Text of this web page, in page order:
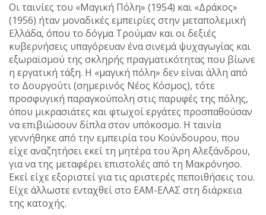
Οι ταινίες του «Μαγική Πόλη» (1954) και «Δράκος»
(1956) ήταν μοναδικές εμπειρίες στην μεταπολεμική
Ελλάδα, όπου το δόγμα Τρούμαν και οι δεξιές
κυβερνήσεις υπαγόρευαν ένα σινεμά ψυχαγωγίας και
εξωραϊσμού της σκληρής πραγματικότητας που βίωνε
η εργατική τάξη. Η «μαγική πόλη» δεν είναι άλλη από
το Δουργούτι (σημερινός Νέος Κόσμος), τότε
προσφυγική παραγκούπολη στις παρυφές της πόλης,
όπου μικρασιάτες και φτωχοί εργάτες προσπαθούσαν
να επιβιώσουν δίπλα στον υπόκοσμο. Η ταινία
γεννήθηκε από την εμπειρία του Κούνδουρου, που
είχε αναζητήσει εκεί τη μητέρα του Άρη Αλεξάνδρου,
για να της μεταφέρει επιστολές από τη Μακρόνησο.
Εκεί είχε εξοριστεί για τις αριστερές πεποιθήσεις του.
Είχε άλλωστε ενταχθεί στο ΕΑΜ-ΕΛΑΣ στη διάρκεια
της κατοχής.